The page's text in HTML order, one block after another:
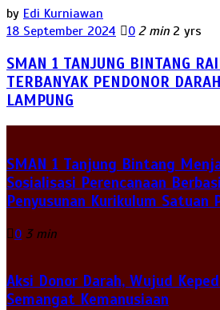
by Edi Kurniawan
18 September 2024
0 2 min 2 yrs
SMAN 1 TANJUNG BINTANG
TERBANYAK PENDONOR
LAMPUNG
SMAN 1 Tanjung Bintang
Sosialisasi Perencanaan
Penyusunan Kurikulum Satuan
0 3 min
Aksi Donor Darah, Wujud
Semangat Kemanusiaan